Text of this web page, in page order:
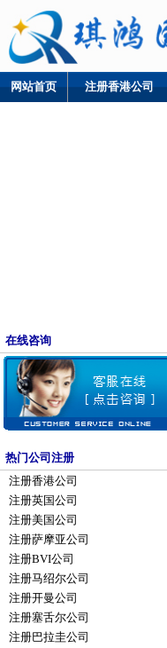
网站首页 注册香港公司
在线咨询
热门公司注册
注册香港公司
注册英国公司
注册美国公司
注册萨摩亚公司
注册BVI公司
注册马绍尔公司
注册开曼公司
注册塞舌尔公司
注册巴拉圭公司